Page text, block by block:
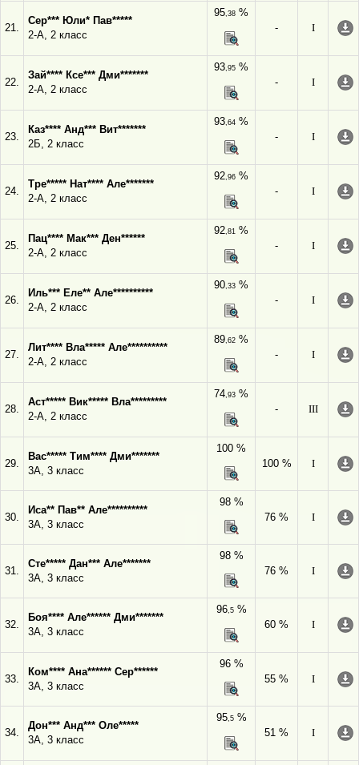
21.
Сер*** Юли* Пав*****
2-А, 2 класс
95,38 %
-
I
22.
Зай**** Ксе*** Дми*******
2-А, 2 класс
93,95 %
-
I
23.
Каз**** Анд*** Вит*******
2Б, 2 класс
93,64 %
-
I
24.
Тре***** Нат**** Але*******
2-А, 2 класс
92,96 %
-
I
25.
Пац**** Мак*** Ден******
2-А, 2 класс
92,81 %
-
I
26.
Иль*** Еле** Але**********
2-А, 2 класс
90,33 %
-
I
27.
Лит**** Вла***** Але**********
2-А, 2 класс
89,62 %
-
I
28.
Аст***** Вик***** Вла*********
2-А, 2 класс
74,93 %
-
III
29.
Вас***** Тим**** Дми*******
3А, 3 класс
100 %
100 %
I
30.
Иса** Пав** Але**********
3А, 3 класс
98 %
76 %
I
31.
Сте***** Дан*** Але*******
3А, 3 класс
98 %
76 %
I
32.
Боя**** Але****** Дми*******
3А, 3 класс
96,5%
60 %
I
33.
Ком**** Ана****** Сер******
3А, 3 класс
96 %
55 %
I
34.
Дон*** Анд*** Оле*****
3А, 3 класс
95,5%
51 %
I